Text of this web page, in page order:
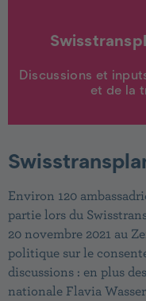
Discussions et
et de la
Environ 120
partie lors du
20 novembre 2021 au
politique sur le
discussions : en plus
nationale Flavia